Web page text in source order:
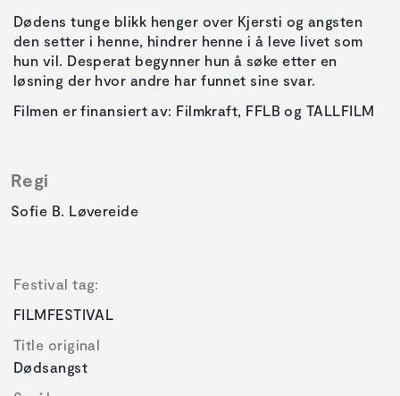
Dødens tunge blikk henger over Kjersti og angsten
den setter i henne, hindrer henne i å leve livet som
hun vil. Desperat begynner hun å søke etter en
løsning der hvor andre har funnet sine svar.
Filmen er finansiert av: Filmkraft, FFLB og TALLFILM
Regi
Sofie B. Løvereide
Festival tag:
FILMFESTIVAL
Title original
Dødsangst